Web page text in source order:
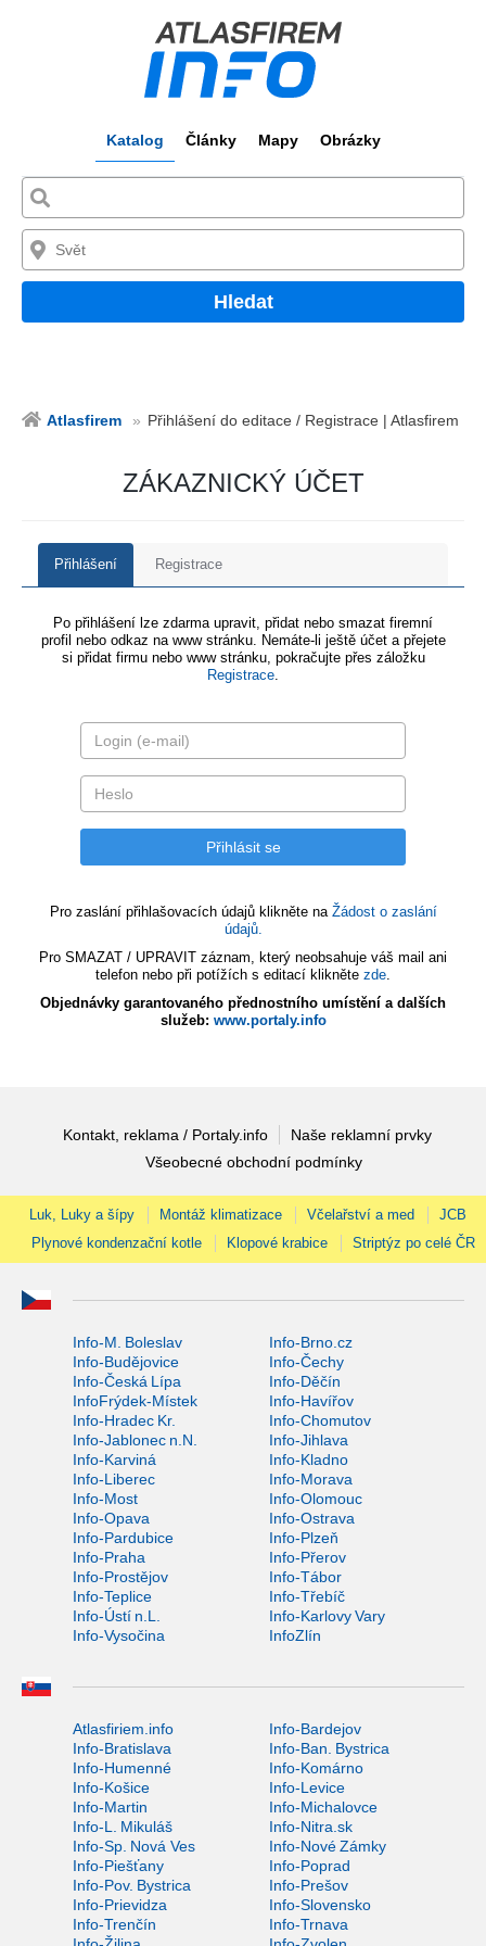
Katalog Články Mapy Obrázky
Hledat
Atlasfirem Přihlášení do editace / Registrace | Atlasfirem
ZÁKAZNICKÝ ÚČET
Přihlášení Registrace
Po přihlášení lze zdarma upravit, přidat nebo smazat firemní
profil nebo odkaz na www stránku. Nemáte-li ještě účet a přejete
si přidat firmu nebo www stránku, pokračujte přes záložku
Registrace.
Pro zaslání přihlašovacích údajů klikněte na Žádost o zaslání
údajů.
Pro SMAZAT / UPRAVIT záznam, který neobsahuje váš mail ani
telefon nebo při potížích s editací klikněte zde.
Objednávky garantovaného přednostního umístění a dalších
služeb: www.portaly.info
Kontakt, reklama / Portaly.info
Naše reklamní prvky
Všeobecné obchodní podmínky
Luk, Luky a šípy Montáž klimatizace Včelařství a med
JCB
Plynové kondenzační kotle
Klopové krabice Striptýz po celé ČR
Info-M. Boleslav
Info-Brno.cz
Info-Budějovice
Info-Čechy
Info-Česká Lípa
Info-Děčín
InfoFrýdek-Místek
Info-Havířov
Info-Hradec Kr.
Info-Chomutov
Info-Jablonec n.N.
Info-Jihlava
Info-Karviná
Info-Kladno
Info-Liberec
Info-Morava
Info-Most
Info-Olomouc
Info-Opava
Info-Ostrava
Info-Pardubice
Info-Plzeň
Info-Praha
Info-Přerov
Info-Prostějov
Info-Tábor
Info-Teplice
Info-Třebíč
Info-Ústí n.L.
Info-Karlovy Vary
Info-Vysočina
InfoZlín
Atlasfiriem.info
Info-Bardejov
Info-Bratislava
Info-Ban. Bystrica
Info-Humenné
Info-Komárno
Info-Košice
Info-Levice
Info-Martin
Info-Michalovce
Info-L. Mikuláš
Info-Nitra.sk
Info-Sp. Nová Ves
Info-Nové Zámky
Info-Piešťany
Info-Poprad
Info-Pov. Bystrica
Info-Prešov
Info-Prievidza
Info-Slovensko
Info-Trenčín
Info-Trnava